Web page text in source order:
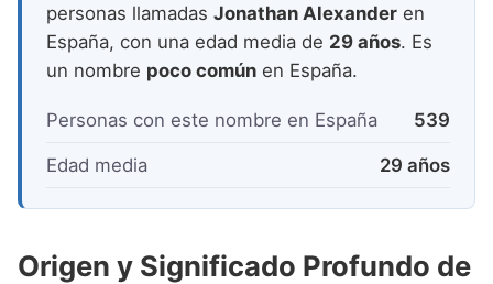
Nombres de niño que empiezan por X
Nombres de niño que empiezan por Y
Nombres de niño que empiezan por Z
personas llamadas Jonathan Alexander en
España, con una edad media de 29 años. Es
un nombre poco común en España.
Personas con este nombre en España 539
Edad media 29 años
Origen y Significado Profundo de